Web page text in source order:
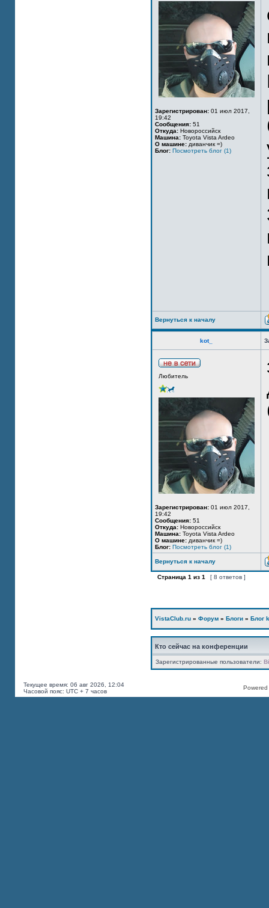
Зарегистрирован: 01 июл 2017,
19:42
Сообщения: 51
Откуда: Новороссийск
Машина: Toyota Vista Ardeo
О машине: диванчик =)
Блог: Посмотреть блог (1)
Вернуться к началу
kot_
Любитель
Зарегистрирован: 01 июл 2017,
19:42
Сообщения: 51
Откуда: Новороссийск
Машина: Toyota Vista Ardeo
О машине: диванчик =)
Блог: Посмотреть блог (1)
Вернуться к началу
Страница 1 из 1 [ 8 ответов ]
VistaClub.ru » Форум » Блоги » Блог
Кто сейчас на конференции
Зарегистрированные пользователи:
Текущее время: 06 авг 2026, 12:04
Часовой пояс: UTC + 7 часов